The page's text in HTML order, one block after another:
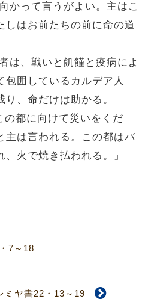
かって言うがよい。主はこ
しはお前たちの前に命の道
は、戦いと飢饉と疫病によ
包囲しているカルデア人
、命だけは助かる。
都に向けて災いをくだ
主は言われる。この都はバ
火で焼き払われる。」
7～18
ミヤ書22・13～19